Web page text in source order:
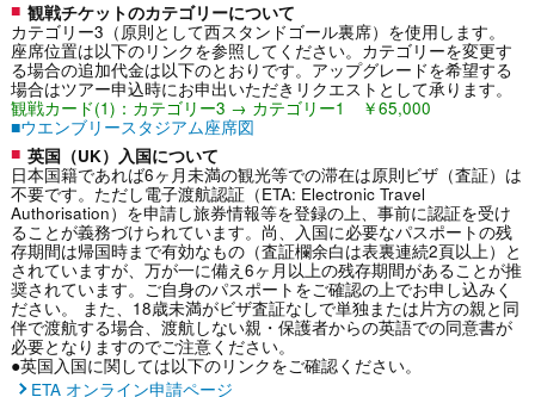
観戦チケットのカテゴリーについて
カテゴリー3（原則として西スタンドゴール裏席）を使用します。
座席位置は以下のリンクを参照してください。カテゴリーを変更す
る場合の追加代金は以下のとおりです。アップグレードを希望する
場合はツアー申込時にお申出いただきリクエストとして承ります。
観戦カード(1)：カテゴリー3 → カテゴリー1 ￥65,000
■ウエンブリースタジアム座席図
英国（UK）入国について
日本国籍であれば6ヶ月未満の観光等での滞在は原則ビザ（査証）は
不要です。ただし電子渡航認証（ETA: Electronic Travel
Authorisation）を申請し旅券情報等を登録の上、事前に認証を受け
ることが義務づけられています。尚、入国に必要なパスポートの残
存期間は帰国時まで有効なもの（査証欄余白は表裏連続2頁以上）と
されていますが、万が一に備え6ヶ月以上の残存期間があることが推
奨されています。ご自身のパスポートをご確認の上でお申し込みく
ださい。 また、18歳未満がビザ査証なしで単独または片方の親と同
伴で渡航する場合、渡航しない親・保護者からの英語での同意書が
必要となりますのでご注意ください。
●英国入国に関しては以下のリンクをご確認ください。
ETA オンライン申請ページ